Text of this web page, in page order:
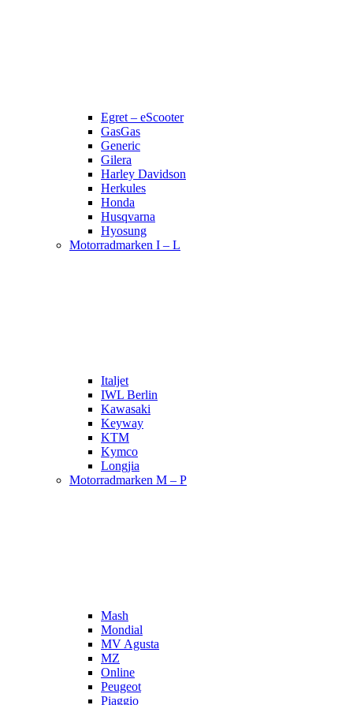
Egret – eScooter
GasGas
Generic
Gilera
Harley Davidson
Herkules
Honda
Husqvarna
Hyosung
Motorradmarken I – L
Italjet
IWL Berlin
Kawasaki
Keyway
KTM
Kymco
Longjia
Motorradmarken M – P
Mash
Mondial
MV Agusta
MZ
Online
Peugeot
Piaggio